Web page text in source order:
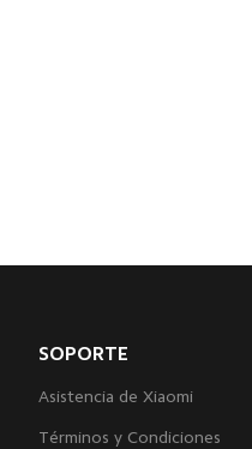
SOPORTE
Asistencia de Xiaomi
Términos y Condiciones